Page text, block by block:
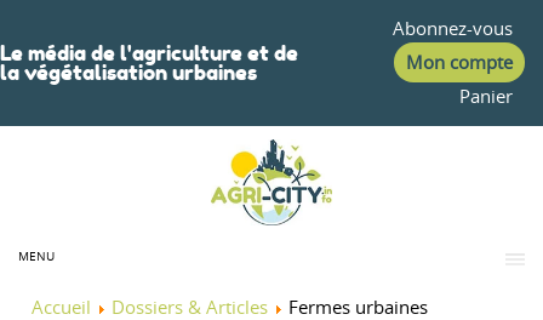
Le média de l'agriculture et de
la végétalisation urbaines
Abonnez-vous
Mon compte
Panier
MENU
Accueil Dossiers & Articles Fermes urbaines